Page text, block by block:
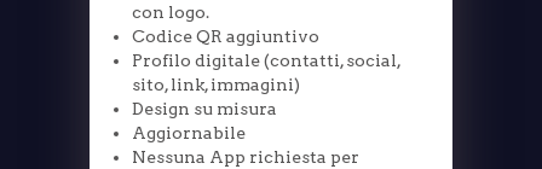
con logo.
Codice QR aggiuntivo
Profilo digitale (contatti, social,
sito, link, immagini)
Design su misura
Aggiornabile
Nessuna App richiesta per